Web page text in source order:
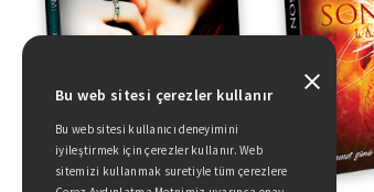
Bu web sitesi çerezler kullanır
Bu web sitesi kullanıcı deneyimini
iyileştirmek için çerezler kullanır. Web
sitemizi kullanmak suretiyle tüm çerezlere